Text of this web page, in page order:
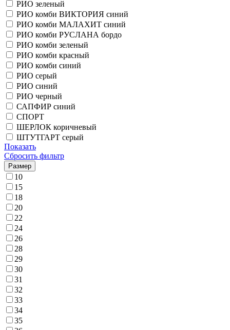
РИО зеленый
РИО комби ВИКТОРИЯ синий
РИО комби МАЛАХИТ синий
РИО комби РУСЛАНА бордо
РИО комби зеленый
РИО комби красный
РИО комби синий
РИО серый
РИО синий
РИО черный
САПФИР синий
СПОРТ
ШЕРЛОК коричневый
ШТУТГАРТ серый
Показать
Сбросить фильтр
Размер
10
15
18
20
22
24
26
28
29
30
31
32
33
34
35